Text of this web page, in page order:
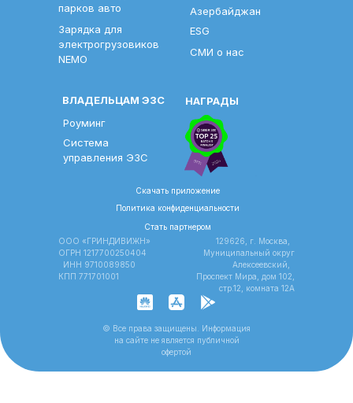
Стать партнером
Скачать приложение
Политика конфиденциальности
ООО «ГРИНДИВИЖН»
ОГРН 1217700250404
ИНН 9710089850
КПП 771701001
© Все права защищены. Информация
на сайте не является публичной
офертой
129626, г. Москва,
Муниципальный округ
Алексеевский,
Проспект Мира, дом 102,
стр.12, комната 12A
парков авто
Зарядка для
электрогрузовиков
NEMO
Азербайджан
СМИ о нас
ESG
Роуминг
Система
управления ЭЗС
ВЛАДЕЛЬЦАМ ЭЗС НАГРАДЫ